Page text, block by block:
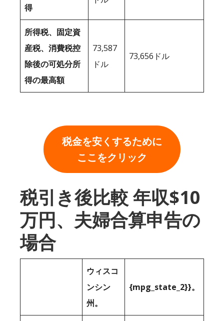
得
所得税、固定資
産税、消費税控
除後の可処分所
得の最高額
73,587
ドル
73,656ドル
税金を安くするために
ここをクリック
税引き後比較 年収$10
万円、夫婦合算申告の
場合
ウィスコ
ンシン
州。
{mpg_state_2}}。